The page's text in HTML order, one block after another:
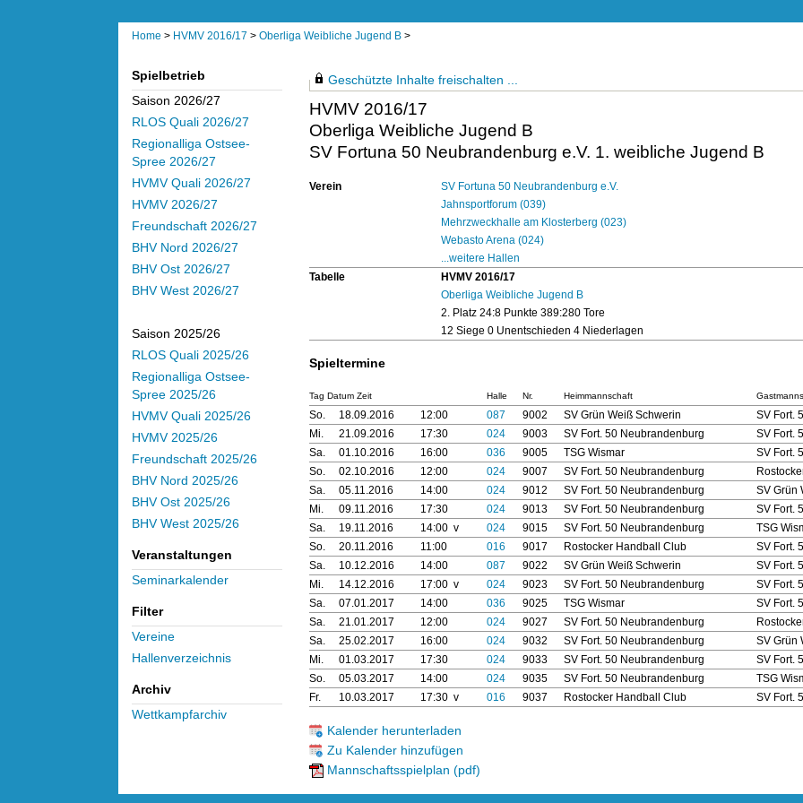
Home > HVMV 2016/17 > Oberliga Weibliche Jugend B >
Spielbetrieb
Saison 2026/27
RLOS Quali 2026/27
Regionalliga Ostsee-
Spree 2026/27
HVMV Quali 2026/27
HVMV 2026/27
Freundschaft 2026/27
BHV Nord 2026/27
BHV Ost 2026/27
BHV West 2026/27
Saison 2025/26
RLOS Quali 2025/26
Regionalliga Ostsee-
Spree 2025/26
HVMV Quali 2025/26
HVMV 2025/26
Freundschaft 2025/26
BHV Nord 2025/26
BHV Ost 2025/26
BHV West 2025/26
Veranstaltungen
Seminarkalender
Filter
Vereine
Hallenverzeichnis
Archiv
Wettkampfarchiv
Geschützte Inhalte freischalten ...
HVMV 2016/17
Oberliga Weibliche Jugend B
SV Fortuna 50 Neubrandenburg e.V. 1. weibliche Jugend B
Verein
SV Fortuna 50 Neubrandenburg e.V.
Jahnsportforum (039)
Mehrzweckhalle am Klosterberg (023)
Webasto Arena (024)
...weitere Hallen
Tabelle
HVMV 2016/17
Oberliga Weibliche Jugend B
2. Platz 24:8 Punkte 389:280 Tore
12 Siege 0 Unentschieden 4 Niederlagen
Spieltermine
Tag Datum Zeit Halle Nr. Heimmannschaft
So. 18.09.2016 12:00 087 9002 SV Grün Weiß Schwerin SV Fort.
Mi.
21.09.2016 17:30 024 9003 SV Fort. 50 Neubrandenburg SV Fort.
Sa.
01.10.2016 16:00 036 9005 TSG Wismar SV Fort.
So.
02.10.2016 12:00 024 9007 SV Fort. 50 Neubrandenburg
Sa.
05.11.2016 14:00 024 9012 SV Fort. 50 Neubrandenburg SV Grün
Mi.
09.11.2016 17:30 024 9013 SV Fort. 50 Neubrandenburg SV Fort.
Sa.
19.11.2016 14:00 v 024 9015 SV Fort. 50 Neubrandenburg TSG
So.
20.11.2016 11:00 016 9017 Rostocker Handball Club SV Fort.
Sa.
10.12.2016 14:00 087 9022 SV Grün Weiß Schwerin SV Fort.
Mi.
14.12.2016 17:00 v 024 9023 SV Fort. 50 Neubrandenburg SV Fort.
Sa.
07.01.2017 14:00 036 9025 TSG Wismar SV Fort.
Sa.
21.01.2017 12:00 024 9027 SV Fort. 50 Neubrandenburg
Sa.
25.02.2017 16:00 024 9032 SV Fort. 50 Neubrandenburg SV Grün
Mi.
01.03.2017 17:30 024 9033 SV Fort. 50 Neubrandenburg SV Fort.
So.
05.03.2017 14:00 024 9035 SV Fort. 50 Neubrandenburg TSG
Fr.
10.03.2017 17:30 v 016 9037 Rostocker Handball Club SV Fort.
Kalender herunterladen
Zu Kalender hinzufügen
Mannschaftsspielplan (pdf)